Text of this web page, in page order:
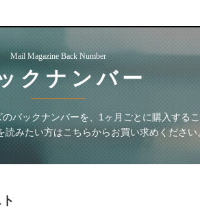
Mail Magazine Back Number
クナンバー
のバックナンバーを、1ヶ月ごとに購入するこ
みたい方はこちらからお買い求めください